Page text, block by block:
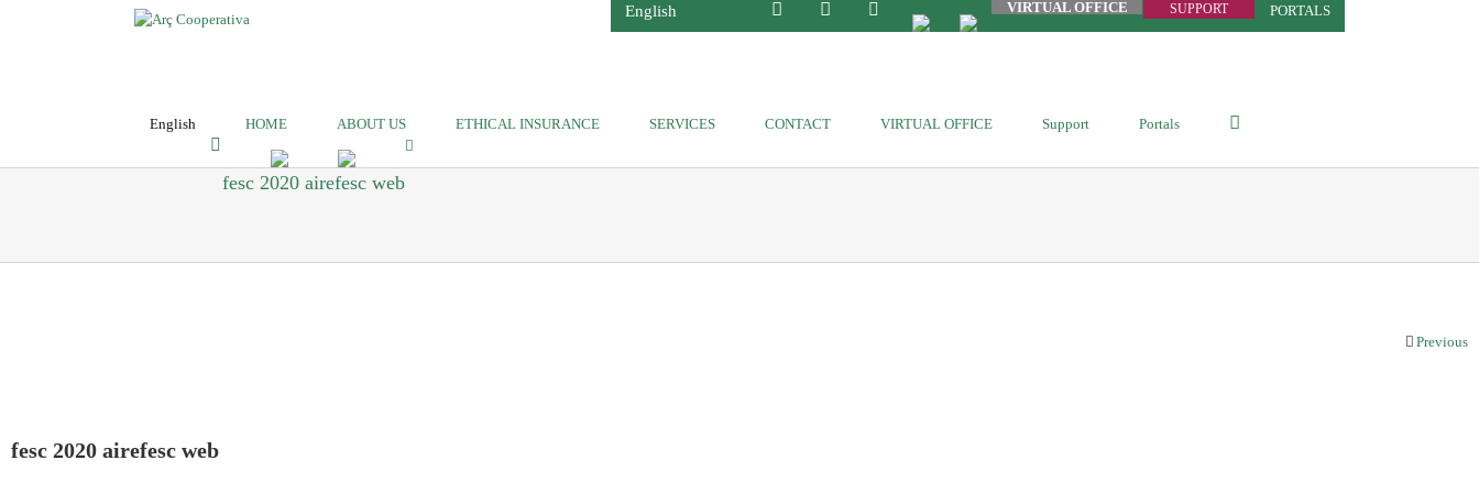
English VIRTUAL OFFICE SUPPORT PORTALS
English HOME ABOUT US ETHICAL INSURANCE SERVICES CONTACT VIRTUAL OFFICE Support Portals
fesc 2020 airefesc web
Previous
fesc 2020 airefesc web